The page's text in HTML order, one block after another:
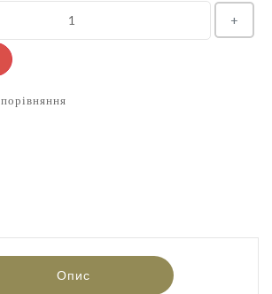
+
порівняння
Опис